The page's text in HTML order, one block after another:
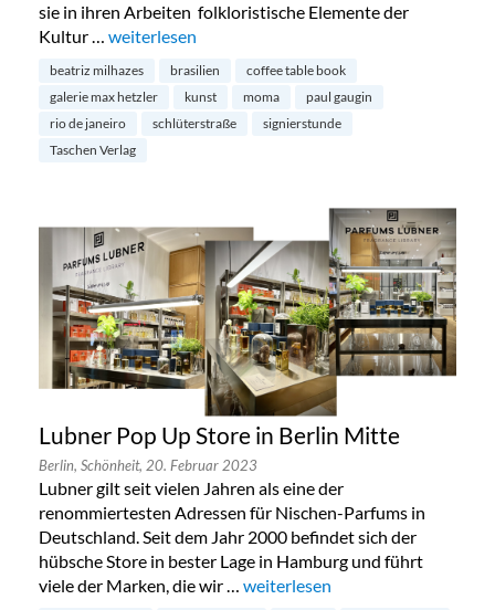
sie in ihren Arbeiten folkloristische Elemente der
Kultur … „Einladung zur Signierstunde von Beatriz Milhazes“
weiterlesen
beatriz milhazes brasilien
coffee table book
galerie max hetzler
kunst moma
paul gaugin
rio de janeiro
schlüterstraße
signierstunde
Taschen Verlag
Lubner Pop Up Store in Berlin Mitte
Berlin, Schönheit, 20. Februar 2023
Lubner gilt seit vielen Jahren als eine der
renommiertesten Adressen für Nischen-Parfums in
Deutschland. Seit dem Jahr 2000 befindet sich der
hübsche Store in bester Lage in Hamburg und führt
viele der Marken, die wir … „Lubner Pop Up Store in Berlin
weiterlesen